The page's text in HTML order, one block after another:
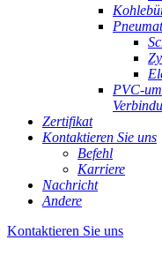
PVC-
Zertifikat
Kontaktieren Sie uns
Befehl
Karriere
Nachricht
Andere
Kontaktieren Sie uns